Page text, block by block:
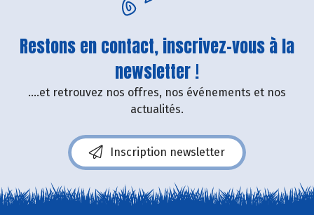
Restons en contact, inscrivez-vous à la
newsletter !
....et retrouvez nos offres, nos événements et nos
actualités.
Inscription newsletter